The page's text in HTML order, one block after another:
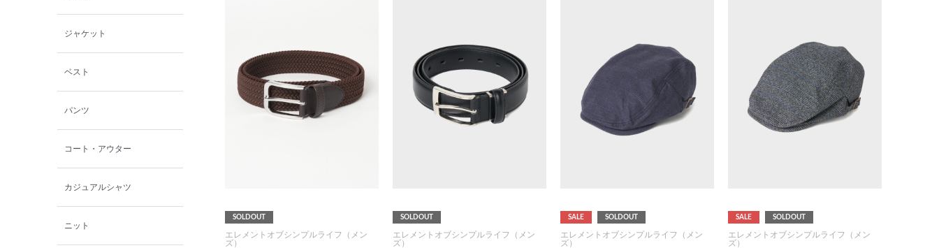
小泉革店
シャミー
パーソンズジーンズ
ファインデーション
ローズペッシュ / パル
モンド
ジャケット
ベスト
パンツ
コート・アウター
カジュアルシャツ
ニット
SOLDOUT
エレメントオブシンプルライフ（メン
ズ）
SOLDOUT
エレメントオブシンプルライフ（メン
ズ）
SALE SOLDOUT
エレメントオブシンプルライフ（メン
ズ）
SALE SOLDOUT
エレメントオブシンプルライフ（メン
ズ）